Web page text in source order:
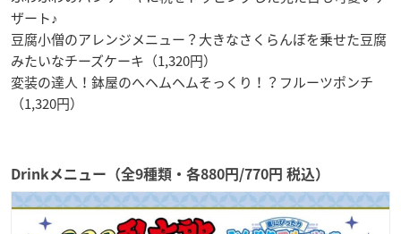
ザート♪
豆腐小僧のアレンジメニュー？大きなさくらんぼを乗せた豆腐
みたいなチーズケーキ（1,320円）
変装の達人！鉢屋のへヘムヘムそっくり！？フルーツポンチ
（1,320円）
Drinkメニュー（全9種類・各880円/770円 税込）